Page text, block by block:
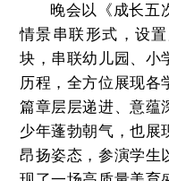
晚会以《成长五
情景串联形式，设
块，串联幼儿园、小
历程，全方位展现各
篇章层层递进、意蕴
少年蓬勃朝气，也展
昂扬姿态，参演学生